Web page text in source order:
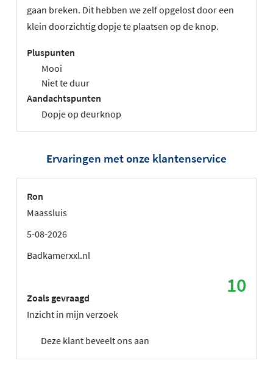
gaan breken. Dit hebben we zelf opgelost door een
klein doorzichtig dopje te plaatsen op de knop.
Pluspunten
Mooi
Niet te duur
Aandachtspunten
Dopje op deurknop
Ervaringen met onze klantenservice
Ron
Maassluis
5-08-2026
Badkamerxxl.nl
10
Zoals gevraagd
Inzicht in mijn verzoek
Deze klant beveelt ons aan